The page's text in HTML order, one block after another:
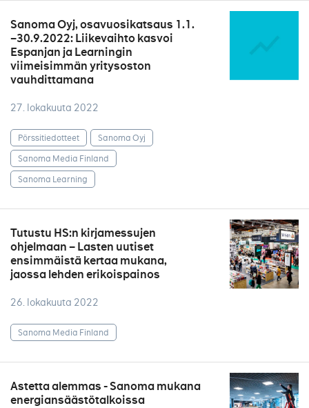
Sanoma Oyj, osavuosikatsaus 1.1.
–30.9.2022: Liikevaihto kasvoi
Espanjan ja Learningin
viimeisimmän yritysoston
vauhdittamana
27. lokakuuta 2022
Pörssitiedotteet
Sanoma Oyj
Sanoma Media Finland
Sanoma Learning
Tutustu HS:n kirjamessujen
ohjelmaan – Lasten uutiset
ensimmäistä kertaa mukana,
jaossa lehden erikoispainos
26. lokakuuta 2022
Sanoma Media Finland
Astetta alemmas - Sanoma mukana
energiansäästötalkoissa